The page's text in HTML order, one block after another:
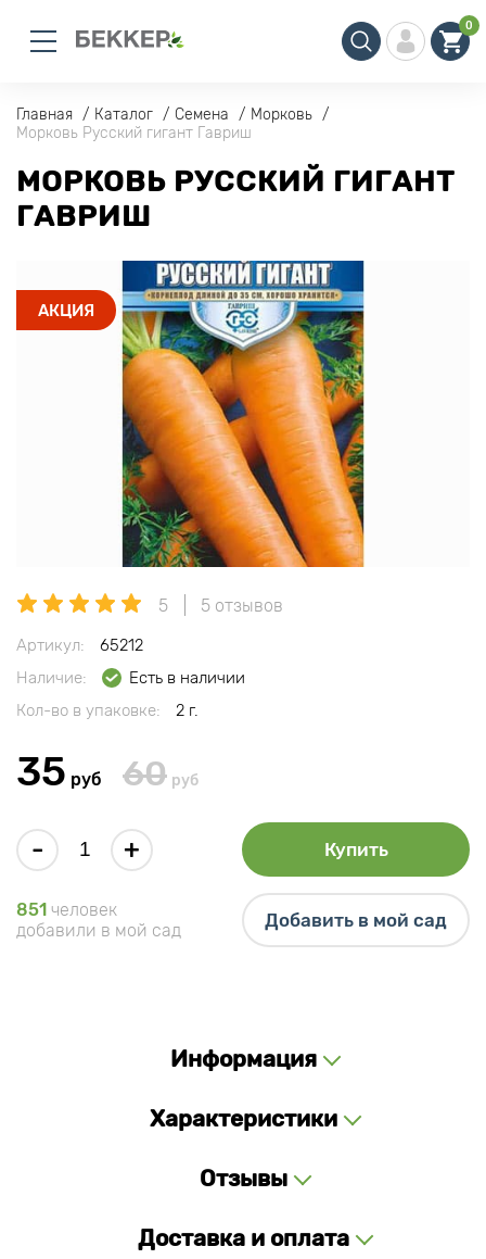
0
Главная Каталог Семена
Морковь
Морковь Русский гигант Гавриш
МОРКОВЬ РУССКИЙ ГИГАНТ
ГАВРИШ
АКЦИЯ
5 5 отзывов
Артикул:
65212
Наличие:
Есть в наличии
Кол-во в упаковке:
2 г.
35 руб 60 руб
- + Купить
851 человек
добавили в мой сад
Добавить в мой сад
Информация
Характеристики
Отзывы
Доставка и оплата